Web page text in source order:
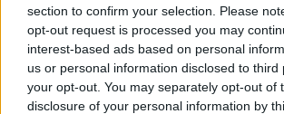
section to confirm your selection. Please
opt-out request is processed you may
interest-based ads based on personal
us or personal information disclosed to third
your opt-out. You may separately opt-out of
disclosure of your personal information by